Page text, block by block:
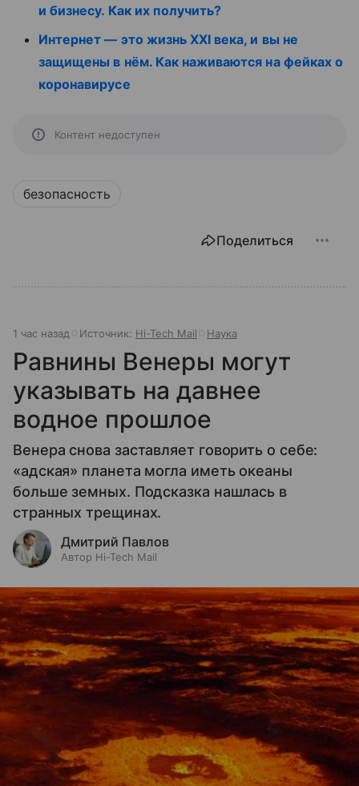
и бизнесу. Как их получить?
Интернет — это жизнь XXI века, и вы не
защищены в нём. Как наживаются на фейках о
коронавирусе
Контент недоступен
безопасность
Поделиться
1 час назад Источник: Hi-Tech Mail Наука
Равнины Венеры могут
указывать на давнее
водное прошлое
Венера снова заставляет говорить о себе:
«адская» планета могла иметь океаны
больше земных. Подсказка нашлась в
странных трещинах.
Дмитрий Павлов
Автор Hi-Tech Mail